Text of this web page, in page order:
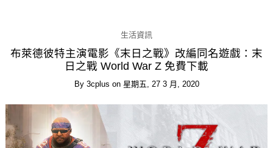
生活資訊
布萊德彼特主演電影《末日之戰》改編同名遊戲：末
日之戰 World War Z 免費下載
By 3cplus on 星期五, 27 3 月, 2020